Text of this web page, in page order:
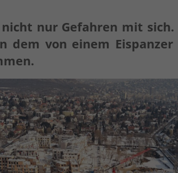
nur Gefahren mit sich.
dem von einem Eispanzer